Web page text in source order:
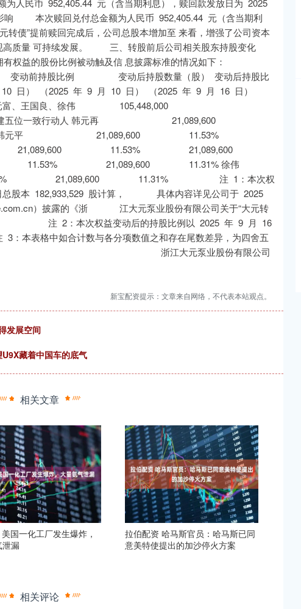
为人民币 952,405.44 元（含当期利息），赎回款发放日为 2025
本次赎回兑付总金额为人民币 952,405.44 元（含当期利
转债”提前赎回完成后，公司总股本增加至 来看，增强了公司资本
高质量 可持续发展。 三、转股前后公司相关股东持股变化
益的股份比例被动触及信 息披露标准的情况如下：
比例 变动后持股数量（股） 变动后持股比
2025 年 9 月 10 日） （2025 年 9 月 16 日）
、韩 元富、王国良、徐伟 105,448,000
五位一致行动人 韩元再 21,089,600
韩元平 21,089,600 11.53%
21,089,600 11.53% 21,089,600
21,089,600 11.31% 徐伟
11.31% 注 1：本次权
总股本 182,933,529 股计算， 具体内容详见公司于 2025
）披露的《浙 江大元泵业股份有限公司关于“大元转
额 注 2：本次权益变动后的持股比例以 2025 年 9 月 16
格中如合计数与各分项数值之和存在尾数差异，为四舍五
浙江大元泵业股份有限公司
新宝配资提示：文章来自网络，不代表本站观点。
发展空间
藏着中国车的底气
相关文章
国一化工厂发生爆炸，
泄漏
拉伯配资 哈马斯官员：哈马斯已同
意美特使提出的加沙停火方案
相关评论